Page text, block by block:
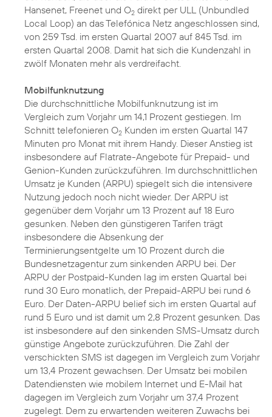
Hansenet, Freenet und O2 direkt per ULL (Unbundled
Local Loop) an das Telefónica Netz angeschlossen sind,
von 259 Tsd. im ersten Quartal 2007 auf 845 Tsd. im
ersten Quartal 2008. Damit hat sich die Kundenzahl in
zwölf Monaten mehr als verdreifacht.
Mobilfunknutzung
Die durchschnittliche Mobilfunknutzung ist im
Vergleich zum Vorjahr um 14,1 Prozent gestiegen. Im
Schnitt telefonieren O2 Kunden im ersten Quartal 147
Minuten pro Monat mit ihrem Handy. Dieser Anstieg ist
insbesondere auf Flatrate-Angebote für Prepaid- und
Genion-Kunden zurückzuführen. Im durchschnittlichen
Umsatz je Kunden (ARPU) spiegelt sich die intensivere
Nutzung jedoch noch nicht wieder. Der ARPU ist
gegenüber dem Vorjahr um 13 Prozent auf 18 Euro
gesunken. Neben den günstigeren Tarifen trägt
insbesondere die Absenkung der
Terminierungsentgelte um 10 Prozent durch die
Bundesnetzagentur zum sinkenden ARPU bei. Der
ARPU der Postpaid-Kunden lag im ersten Quartal bei
rund 30 Euro monatlich, der Prepaid-ARPU bei rund 6
Euro. Der Daten-ARPU belief sich im ersten Quartal auf
rund 5 Euro und ist damit um 2,8 Prozent gesunken. Das
ist insbesondere auf den sinkenden SMS-Umsatz durch
günstige Angebote zurückzuführen. Die Zahl der
verschickten SMS ist dagegen im Vergleich zum Vorjahr
um 13,4 Prozent gewachsen. Der Umsatz bei mobilen
Datendiensten wie mobilem Internet und E-Mail hat
dagegen im Vergleich zum Vorjahr um 37,4 Prozent
zugelegt. Dem zu erwartenden weiteren Zuwachs bei